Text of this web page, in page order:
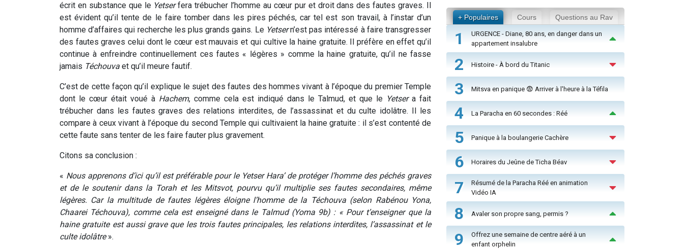
écrit en substance que le Yetserfera trébucher l’homme au cœur pur et droit dans des fautes graves. Il
est évident qu’il tente de le faire tomber dans les pires péchés, car tel est son travail, à l’instar d’un
homme d’affaires qui recherche les plus grands gains. Le Yetsern’est pas intéressé à faire transgresser
des fautes graves celui dont le cœur est mauvais et qui cultive la haine gratuite. Il préfère en effet qu’il
continue à enfreindre continuellement ces fautes « légères » comme la haine gratuite, qu’il ne fasse
jamais Téchouva et qu’il meure fautif.
C’est de cette façon qu’il explique le sujet des fautes des hommes vivant à l’époque du premier Temple
dont le cœur était voué à Hachem, comme cela est indiqué dans le Talmud, et que le Yetsera fait
trébucher dans les fautes graves des relations interdites, de l’assassinat et du culte idolâtre. Il les
compare à ceux vivant à l’époque du second Temple qui cultivaient la haine gratuite : il s’est contenté de
cette faute sans tenter de les faire fauter plus gravement.
Citons sa conclusion :
« Nous apprenons d’ici qu’il est préférable pour le Yetser Hara’ de protéger l’homme des péchés graves
et de le soutenir dans la Torah et les Mitsvot, pourvu qu’il multiplie ses fautes secondaires, même
légères. Car la multitude de fautes légères éloigne l’homme de la Téchouva (selon Rabénou Yona,
Chaarei Téchouva), comme cela est enseigné dans le Talmud (Yoma 9b) : « Pour t’enseigner que la
haine gratuite est aussi grave que les trois fautes principales, les relations interdites, l’assassinat et le
culte idolâtre».
+ Populaires Cours Questions au Rav
1
URGENCE - Diane, 80 ans, en danger dans un
appartement insalubre
2 Histoire - À bord du Titanic
3 Mitsva en panique 😨 Arriver à l'heure à la Téfila
4 La Paracha en 60 secondes : Réé
5 Panique à la boulangerie Cachère
6 Horaires du Jeûne de Ticha Béav
7
Résumé de la Paracha Réé en animation
Vidéo IA
8 Avaler son propre sang, permis ?
9
Offrez une semaine de centre aéré à un
enfant orphelin